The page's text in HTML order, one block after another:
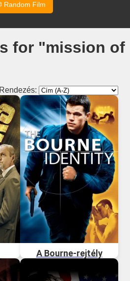
Random Film
for "mission of
Rendezés:
A Bourne-rejtély